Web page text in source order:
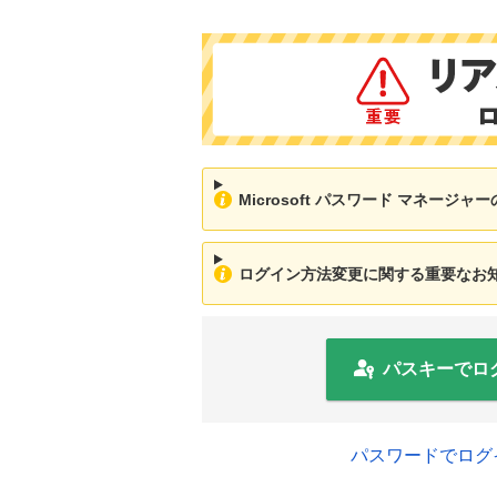
Microsoft パスワード マネージャー
ログイン方法変更に関する重要なお
パスキーでロ
パスワードでログ